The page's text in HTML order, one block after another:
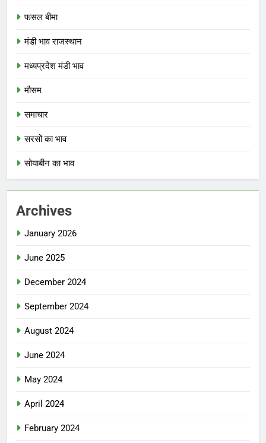
फसल बीमा
मंडी भाव राजस्थान
मध्यप्रदेश मंडी भाव
मौसम
समाचार
सरसों का भाव
सोयाबीन का भाव
Archives
January 2026
June 2025
December 2024
September 2024
August 2024
June 2024
May 2024
April 2024
February 2024